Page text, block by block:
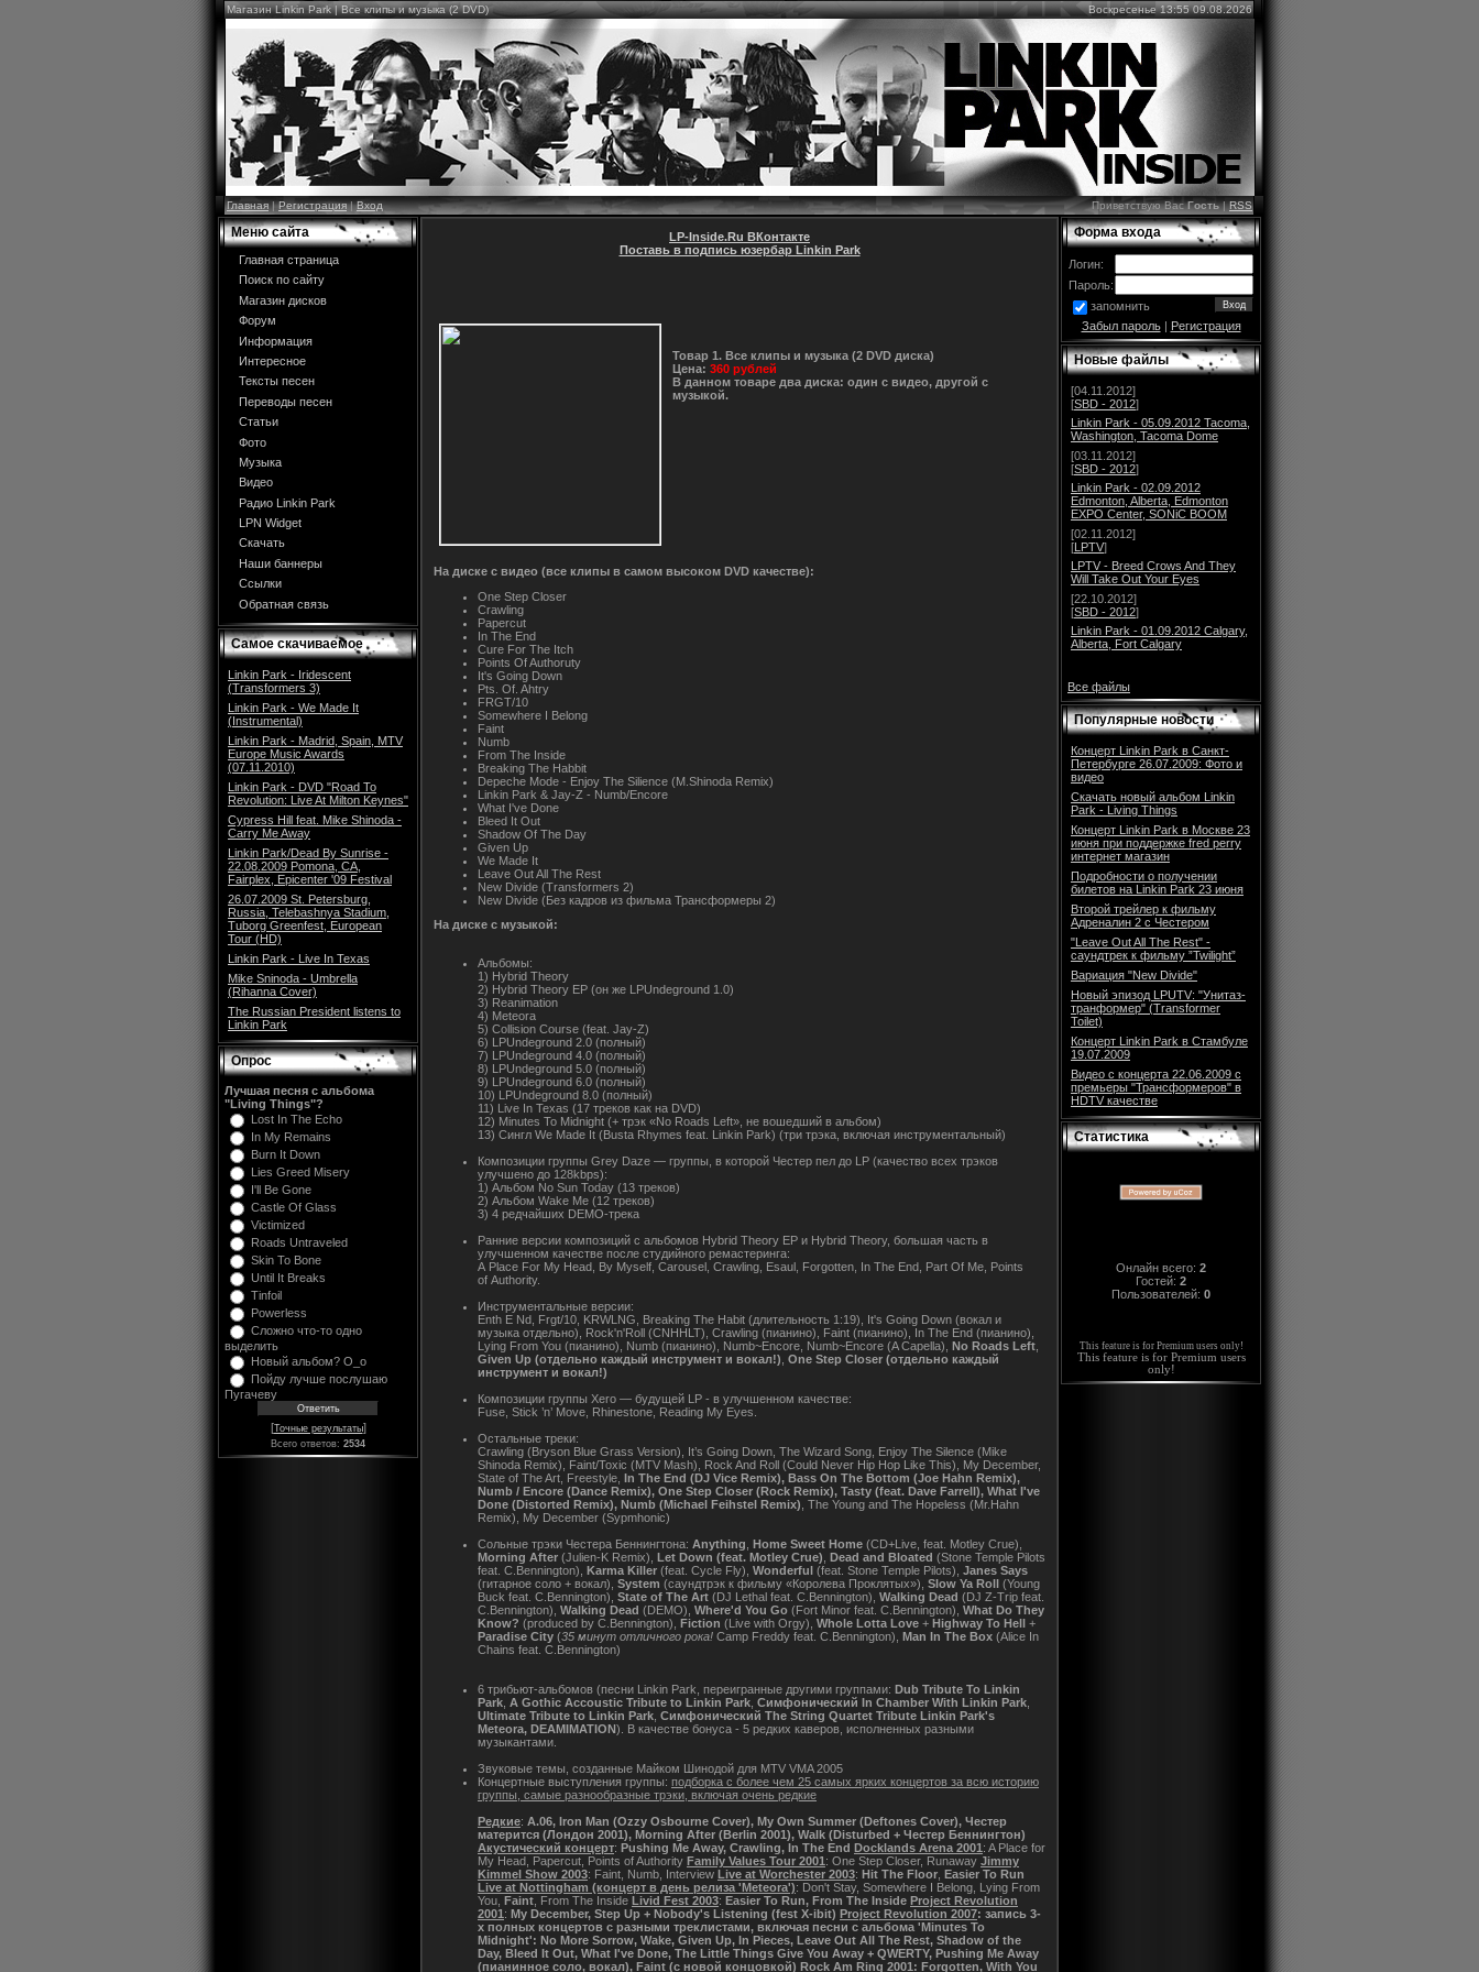
Магазин Linkin Park | Все клипы и музыка (2 DVD) Воскресенье 13:55 09.08.2026
Главная|Регистрация|Вход Приветствую ВасГость|RSS
Меню сайта
Главная страница
Поиск по сайту
Магазин дисков
Форум
Информация
Интересное
Тексты песен
Переводы песен
Статьи
Фото
Музыка
Видео
Радио Linkin Park
LPN Widget
Скачать
Наши баннеры
Ссылки
Обратная связь
Самое скачиваемое
Linkin Park - Iridescent
(Transformers 3)
Linkin Park - We Made It
(Instrumental)
Linkin Park - Madrid, Spain, MTV
Europe Music Awards
(07.11.2010)
Linkin Park - DVD "Road To
Revolution: Live At Milton Keynes"
Cypress Hill feat. Mike Shinoda -
Carry Me Away
Linkin Park/Dead By Sunrise -
22.08.2009 Pomona, CA,
Fairplex, Epicenter '09 Festival
26.07.2009 St. Petersburg,
Russia, Telebashnya Stadium,
Tuborg Greenfest, European
Tour (HD)
Linkin Park - Live In Texas
Mike Sninoda - Umbrella
(Rihanna Cover)
The Russian President listens to
Linkin Park
Опрос
Лучшая песня с альбома
"Living Things"?
Lost In The Echo
In My Remains
Burn It Down
Lies Greed Misery
I'll Be Gone
Castle Of Glass
Victimized
Roads Untraveled
Skin To Bone
Until It Breaks
Tinfoil
Powerless
Сложно что-то одно
выделить
Новый альбом? O_o
Пойду лучше послушаю
Пугачеву
[Точные результаты]
Всего ответов: 2534
LP-Inside.Ru ВКонтакте
Поставь в подпись юзербар Linkin Park
Товар 1. Все клипы и музыка (2 DVD диска)
Цена: 360 рублей
В данном товаре два диска: один с видео, другой с
музыкой.
На диске с видео (все клипы в самом высоком DVD качестве):
One Step Closer
Crawling
Papercut
In The End
Cure For The Itch
Points Of Authoruty
It's Going Down
Pts. Of. Ahtry
FRGT/10
Somewhere I Belong
Faint
Numb
From The Inside
Breaking The Habbit
Depeche Mode - Enjoy The Silience (M.Shinoda Remix)
Linkin Park & Jay-Z - Numb/Encore
What I've Done
Bleed It Out
Shadow Of The Day
Given Up
We Made It
Leave Out All The Rest
New Divide (Transformers 2)
New Divide (Без кадров из фильма Трансформеры 2)
На диске с музыкой:
Альбомы:
1) Hybrid Theory
2) Hybrid Theory EP (он же LPUndeground 1.0)
3) Reanimation
4) Meteora
5) Collision Course (feat. Jay-Z)
6) LPUndeground 2.0 (полный)
7) LPUndeground 4.0 (полный)
8) LPUndeground 5.0 (полный)
9) LPUndeground 6.0 (полный)
10) LPUndeground 8.0 (полный)
11) Live In Texas (17 треков как на DVD)
12) Minutes To Midnight (+ трэк «No Roads Left», не вошедший в альбом)
13) Сингл We Made It (Busta Rhymes feat. Linkin Park) (три трэка, включая инструментальный)
Композиции группы Grey Daze — группы, в которой Честер пел до LP (качество всех трэков
улучшено до 128kbps):
1) Альбом No Sun Today (13 треков)
2) Альбом Wake Me (12 треков)
3) 4 редчайших DEMO-трека
Ранние версии композиций c альбомов Hybrid Theory EP и Hybrid Theory, большая часть в
улучшенном качестве после студийного ремастеринга:
A Place For My Head, By Myself, Carousel, Crawling, Esaul, Forgotten, In The End, Part Of Me, Points
of Authority.
Инструментальные версии:
Enth E Nd, Frgt/10, KRWLNG, Breaking The Habit (длительность 1:19), It's Going Down (вокал и
музыка отдельно), Rock'n'Roll (CNHHLT), Crawling (пианино), Faint (пианино), In The End (пианино),
Lying From You (пианино), Numb (пианино), Numb~Encore, Numb~Encore (A Capella), No Roads Left
Given Up (отдельно каждый инструмент и вокал!) One Step Closer (отдельно каждый
инструмент и вокал!)
Композиции группы Xero — будущей LP - в улучшенном качестве:
Fuse, Stick ’n’ Move, Rhinestone, Reading My Eyes.
Остальные треки:
Crawling (Bryson Blue Grass Version), It’s Going Down, The Wizard Song, Enjoy The Silence (Mike
Shinoda Remix), Faint/Toxic (MTV Mash), Rock And Roll (Could Never Hip Hop Like This), My December,
State of The Art, Freestyle, In The End (DJ Vice Remix), Bass On The Bottom (Joe Hahn Remix),
Numb / Encore (Dance Remix), One Step Closer (Rock Remix), Tasty (feat. Dave Farrell), What I've
Done (Distorted Remix), Numb (Michael Feihstel Remix) , The Young and The Hopeless (Mr.Hahn
Remix), My December (Sypmhonic)
Сольные трэки Честера Беннингтона: Anything Home Sweet Home (CD+Live, feat. Motley Crue),
Morning After (Julien-K Remix), Let Down (feat. Motley Crue) Dead and Bloated (Stone Temple Pilots
feat. C.Bennington), Karma Killer (feat. Cycle Fly), Wonderful (feat. Stone Temple Pilots), Janes Says
(гитарное соло + вокал), System (саундтрэк к фильму «Королева Проклятых»), Slow Ya Roll (Young
Buck feat. C.Bennington), State of The Art (DJ Lethal feat. C.Bennington), Walking Dead (DJ Z-Trip feat.
C.Bennington), Walking Dead (DEMO), Where'd You Go (Fort Minor feat. C.Bennington), What Do They
Know? (produced by C.Bennington), Fiction (Live with Orgy), Whole Lotta Love + Highway To Hell +
Paradise City (35 минут отличного рока! Camp Freddy feat. C.Bennington), Man In The Box (Alice In
Chains feat. C.Bennington)
6 трибьют-альбомов (песни Linkin Park, переигранные другими группами: Dub Tribute To Linkin
Park A Gothic Accoustic Tribute to Linkin Park Симфонический In Chamber With Linkin Park
Ultimate Tribute to Linkin Park Симфонический The String Quartet Tribute Linkin Park's
Meteora, DEAMIMATION). В качестве бонуса - 5 редких каверов, исполненных разными
музыкантами.
Звуковые темы, созданные Майком Шинодой для MTV VMA 2005
Концертные выступления группы: подборка с более чем 25 самых ярких концертов за всю историю
группы, самые разнообразные трэки, включая очень редкие
Редкие: A.06, Iron Man (Ozzy Osbourne Cover), My Own Summer (Deftones Cover), Честер
матерится (Лондон 2001), Morning After (Berlin 2001), Walk (Disturbed + Честер Беннингтон)
Акустический концерт: Pushing Me Away, Crawling, In The End Docklands Arena 2001: A Place for
My Head, Papercut, Points of Authority Family Values Tour 2001: One Step Closer, Runaway Jimmy
Kimmel Show 2003: Faint, Numb, Interview Live at Worchester 2003: Hit The Floor Easier To Run
Live at Nottingham (концерт в день релиза 'Meteora'): Don't Stay, Somewhere I Belong, Lying From
You, Faint , From The Inside Livid Fest 2003: Easier To Run, From The Inside Project Revolution
2001: My December, Step Up + Nobody's Listening (fest X-ibit) Project Revolution 2007: запись 3-
х полных концертов с разными треклистами, включая песни с альбома 'Minutes To
Midnight': No More Sorrow, Wake, Given Up, In Pieces, Leave Out All The Rest, Shadow of the
Day, Bleed It Out, What I've Done, The Little Things Give You Away + QWERTY, Pushing Me Away
(пианинное соло, вокал), Faint (с новой концовкой) Rock Am Ring 2001: Forgotten, With You
Форма входа
Логин:
Пароль:
запомнить
Забыл пароль| Регистрация
Новые файлы
[04.11.2012]
[SBD - 2012]
Linkin Park - 05.09.2012 Tacoma,
Washington, Tacoma Dome
[03.11.2012]
[SBD - 2012]
Linkin Park - 02.09.2012
Edmonton, Alberta, Edmonton
EXPO Center, SONiC BOOM
[02.11.2012]
[LPTV]
LPTV - Breed Crows And They
Will Take Out Your Eyes
[22.10.2012]
[SBD - 2012]
Linkin Park - 01.09.2012 Calgary,
Alberta, Fort Calgary
Все файлы
Популярные новости
Концерт Linkin Park в Санкт-
Петербурге 26.07.2009: Фото и
видео
Скачать новый альбом Linkin
Park - Living Things
Концерт Linkin Park в Москве 23
июня при поддержке fred perry
интернет магазин
Подробности о получении
билетов на Linkin Park 23 июня
Второй трейлер к фильму
Адреналин 2 с Честером
"Leave Out All The Rest" -
саундтрек к фильму ”Twilight”
Вариация "New Divide"
Новый эпизод LPUTV: "Унитаз-
транформер" (Transformer
Toilet)
Концерт Linkin Park в Стамбуле
19.07.2009
Видео с концерта 22.06.2009 с
премьеры "Трансформеров" в
HDTV качестве
Статистика
Онлайн всего: 2
Гостей: 2
Пользователей: 0
This feature is for Premium users only!
This feature is for Premium users
only!